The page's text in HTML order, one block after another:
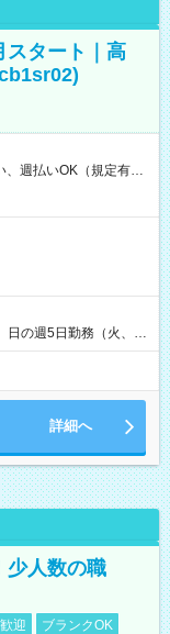
スタート｜高
日の週5日勤務（火、水
休暇有り！） ・ワンシ
詳細へ
少人数の職
迎
ブランクOK